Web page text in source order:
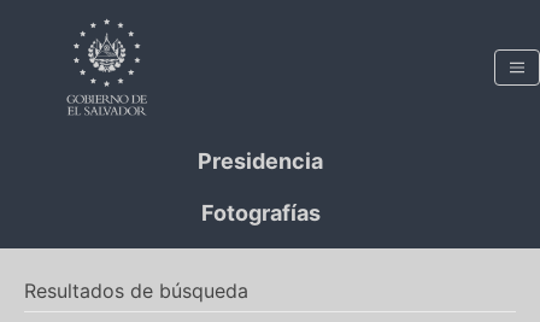
Presidencia
Fotografías
Resultados de búsqueda